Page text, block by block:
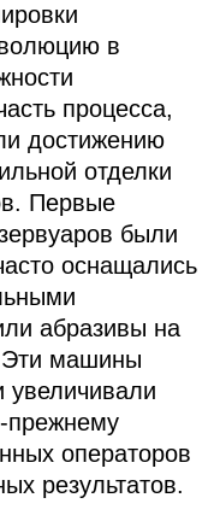
в
процесса,
достижению
отделки
Первые
были
оснащались
абразивы на
Эти машины
прежнему
операторов
результатов.